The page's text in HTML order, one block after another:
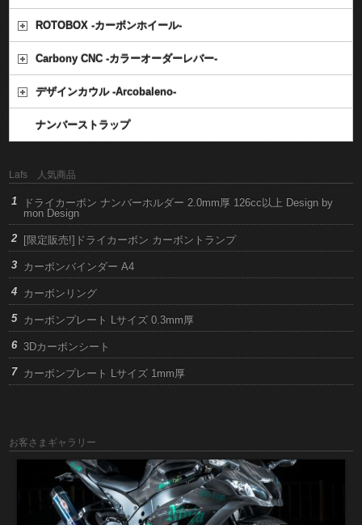
ROTOBOX -カーボンホイール-
Carbony CNC -カラーオーダーレバー-
デザインカウル -Arcobaleno-
ナンバーストラップ
Lafs 人気商品
ドライカーボン ナンバーホルダー 2.0mm厚 126cc以上 Design by
mon Design
[限定販売!]ドライカーボン カーボントランプ
カーボンバインダー A4
カーボンリング
カーボンプレート Lサイズ 0.3mm厚
3Dカーボンシート
カーボンプレート Lサイズ 1mm厚
お客さまギャラリー